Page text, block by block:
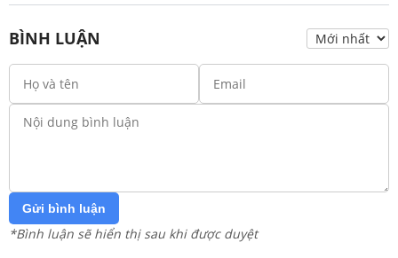
BÌNH LUẬN
Gửi bình luận
*Bình luận sẽ hiển thị sau khi được duyệt